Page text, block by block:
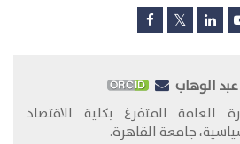
الوهاب
العامة المتفرغ بكلية الاقتصاد
جامعة القاهرة.